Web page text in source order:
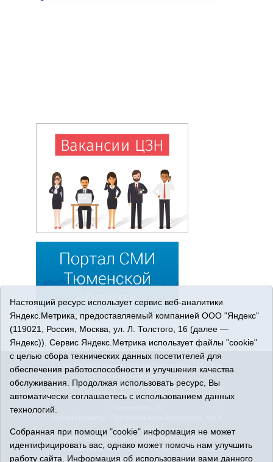
© 2026 Сетевое издание «Ишимская правда». 16+. Все
права защищены.
© При использовании материалов ссылка обязательна.
Адрес редакции: 627750 Тюменская область, г. Ишим, ул.
(34551) 23814
Адрес электронной почты:
IshimPravda-1@obl72.ru
Регистрационный номер СМИ Эл № ФС77-69445 выдано
Федеральной службой по надзору в сфере связи,
Настоящий ресурс использует сервис веб-аналитики
Яндекс.Метрика, предоставляемый компанией ООО "Яндекс"
(119021, Россия, Москва, ул. Л. Толстого, 16 (далее —
Яндекс)). Сервис Яндекс.Метрика использует файлы "cookie"
с целью сбора технических данных посетителей для
обеспечения работоспособности и улучшения качества
обслуживания. Продолжая использовать ресурс, Вы
автоматически соглашаетесь с использованием данных
технологий.
Собранная при помощи "cookie" информация не может
идентифицировать вас, однако может помочь нам улучшить
работу сайта. Информация об использовании вами данного